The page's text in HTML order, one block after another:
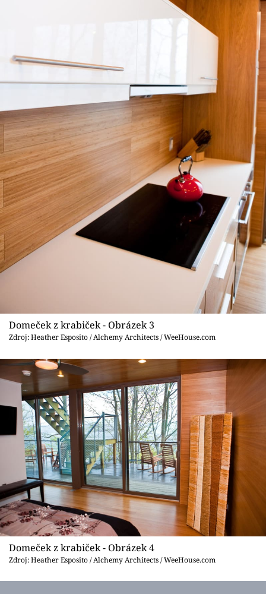
Domeček z krabiček - Obrázek 3
Zdroj: Heather Esposito / Alchemy Architects / WeeHouse.com
Domeček z krabiček - Obrázek 4
Zdroj: Heather Esposito / Alchemy Architects / WeeHouse.com